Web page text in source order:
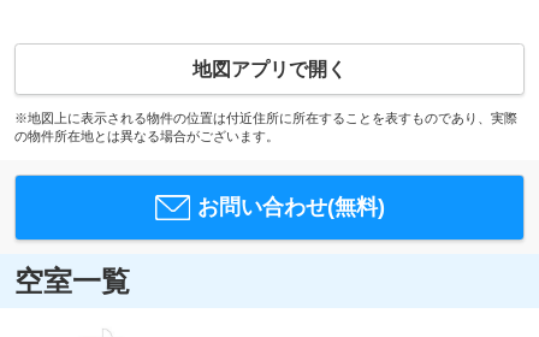
地図アプリで開く
※地図上に表示される物件の位置は付近住所に所在することを表すものであり、実際
の物件所在地とは異なる場合がございます。
お問い合わせ(無料)
空室一覧